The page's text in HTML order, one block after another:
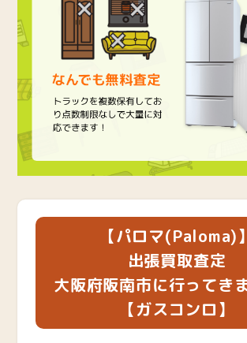
【パロマ(Paloma)】
出張買取査定
大阪府阪南市に行ってき
【ガスコンロ】